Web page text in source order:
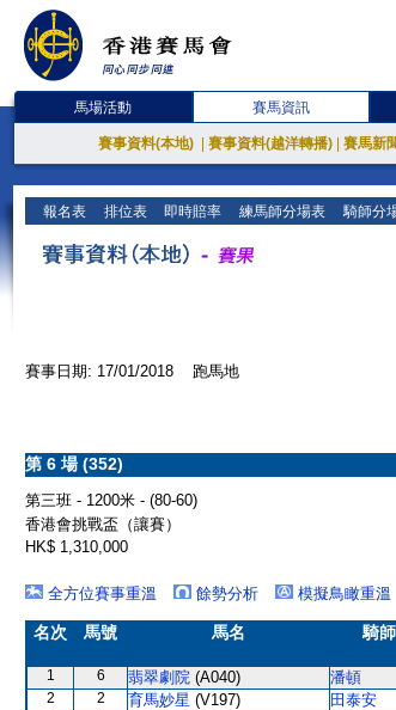
馬場活動 賽馬資訊
賽事資料(本地) 賽事資料(越洋轉播) 賽馬新
報名表 排位表 即時賠率 練馬師分場表 騎師分
賽事日期: 17/01/2018 跑馬地
第 6 場 (352)
第三班 - 1200米 - (80-60)
香港會挑戰盃（讓賽）
HK$ 1,310,000
全方位賽事重溫
餘勢分析 模擬鳥瞰重溫
名次 馬號 馬名 騎師
1 6 翡翠劇院 (A040) 潘頓
2
2 育馬妙星 (V197) 田泰安